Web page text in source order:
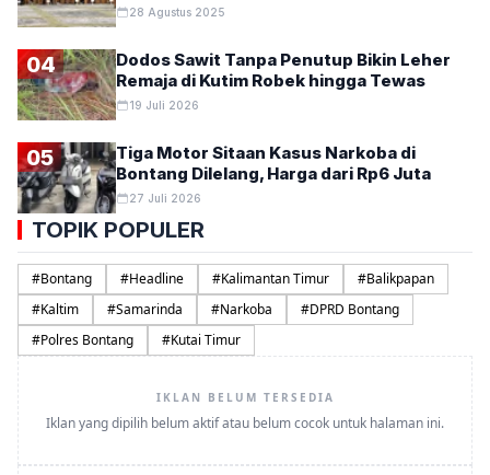
28 Agustus 2025
04
Dodos Sawit Tanpa Penutup Bikin Leher
Remaja di Kutim Robek hingga Tewas
19 Juli 2026
05
Tiga Motor Sitaan Kasus Narkoba di
Bontang Dilelang, Harga dari Rp6 Juta
27 Juli 2026
TOPIK POPULER
#Bontang #Headline #Kalimantan Timur #Balikpapan
#Kaltim #Samarinda #Narkoba #DPRD Bontang
#Polres Bontang #Kutai Timur
IKLAN BELUM TERSEDIA
Iklan yang dipilih belum aktif atau belum cocok untuk halaman ini.